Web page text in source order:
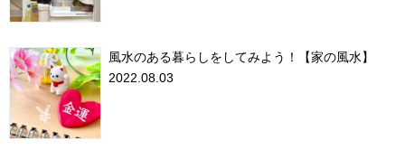
風水のある暮らしをしてみよう！【家の風水】
2022.08.03